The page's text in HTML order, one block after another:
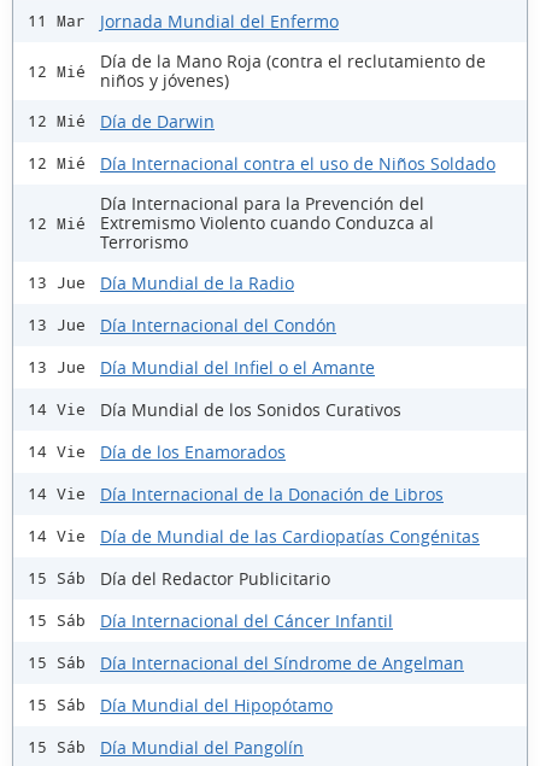
11 Mar Jornada Mundial del Enfermo
12 Mié
Día de la Mano Roja (contra el reclutamiento de
niños y jóvenes)
12 Mié Día de Darwin
12 Mié Día Internacional contra el uso de Niños Soldado
12 Mié
Día Internacional para la Prevención del
Extremismo Violento cuando Conduzca al
Terrorismo
13 Jue Día Mundial de la Radio
13 Jue Día Internacional del Condón
13 Jue Día Mundial del Infiel o el Amante
14 Vie Día Mundial de los Sonidos Curativos
14 Vie Día de los Enamorados
14 Vie Día Internacional de la Donación de Libros
14 Vie Día de Mundial de las Cardiopatías Congénitas
15 Sáb Día del Redactor Publicitario
15 Sáb Día Internacional del Cáncer Infantil
15 Sáb Día Internacional del Síndrome de Angelman
15 Sáb Día Mundial del Hipopótamo
15 Sáb Día Mundial del Pangolín